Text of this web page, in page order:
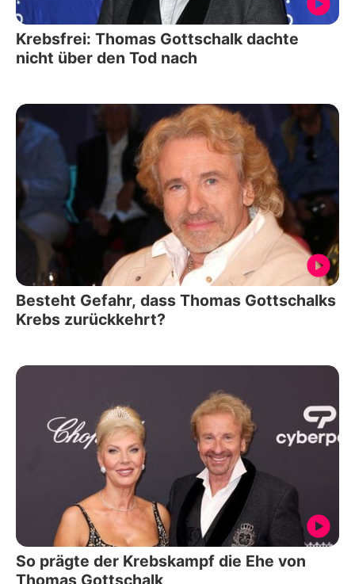
Krebsfrei: Thomas Gottschalk dachte
nicht über den Tod nach
Besteht Gefahr, dass Thomas Gottschalks
Krebs zurückkehrt?
So prägte der Krebskampf die Ehe von